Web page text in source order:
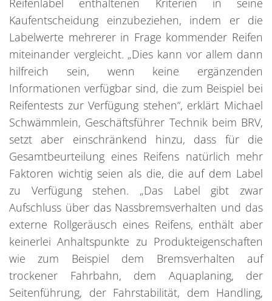
Reifenlabel enthaltenen Kriterien in seine
Kaufentscheidung einzubeziehen, indem er die
Labelwerte mehrerer in Frage kommender Reifen
miteinander vergleicht. „Dies kann vor allem dann
hilfreich sein, wenn keine ergänzenden
Informationen verfügbar sind, die zum Beispiel bei
Reifentests zur Verfügung stehen“, erklärt Michael
Schwämmlein, Geschäftsführer Technik beim BRV,
setzt aber einschränkend hinzu, dass für die
Gesamtbeurteilung eines Reifens natürlich mehr
Faktoren wichtig seien als die, die auf dem Label
zu Verfügung stehen. „Das Label gibt zwar
Aufschluss über das Nassbremsverhalten und das
externe Rollgeräusch eines Reifens, enthält aber
keinerlei Anhaltspunkte zu Produkteigenschaften
wie zum Beispiel dem Bremsverhalten auf
trockener Fahrbahn, dem Aquaplaning, der
Seitenführung, der Fahrstabilität, dem Handling,